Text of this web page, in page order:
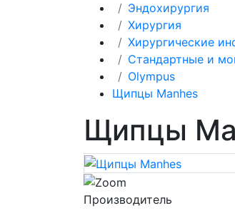
Эндохирургия
Хирургия
Хирургические
Стандартные и
Olympus
Щипцы Manhes
Щипцы
Производитель